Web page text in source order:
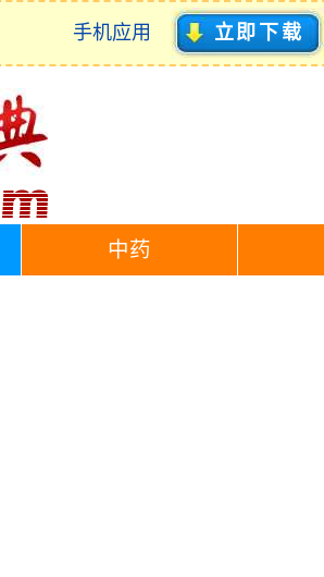
手机应用 立即下载
中药